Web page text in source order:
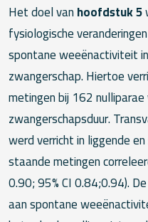
Het doel vanhoofdstuk 5
fysiologische
spontane weeënactiviteit
zwangerschap. Hiertoe
metingen bij 162
zwangerschapsduur.
werd verricht in liggende
staande metingen
0.90; 95% CI 0.84;0.94).
aan spontane